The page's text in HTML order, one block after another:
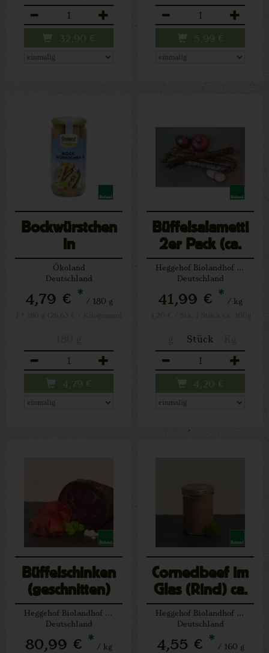
32,90 € 5,99 €
Bockwürstchen
in
Eigenhaut,Glas
Ökoland
Deutschland
4,79 € * / 180 g
4,79 €
Büffelsalametti
2er Pack (ca.
100-150g)Heggehof Biolandhof Josef Schäfers Lichtenau
Deutschland
41,99 € * / kg
Stück
4,20 €
Büffelschinken
(geschnitten)
ca.100 g
Heggehof Biolandhof Josef Schäfers Lichtenau
Deutschland
80,99 € * / kg
Cornedbeef im
Glas (Rind) ca.
160 g
Heggehof Biolandhof Josef Schäfers Lichtenau
Deutschland
4,55 € * / 160 g